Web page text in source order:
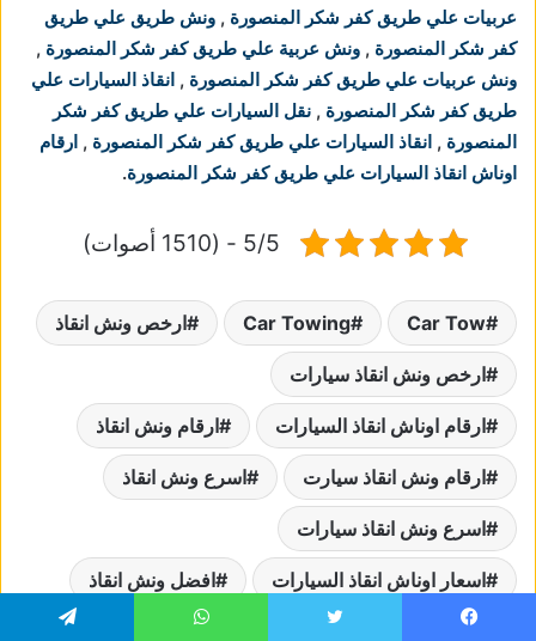
عربيات علي طريق كفر شكر المنصورة , ونش طريق علي طريق
كفر شكر المنصورة , ونش عربية علي طريق كفر شكر المنصورة ,
ونش عربيات علي طريق كفر شكر المنصورة , انقاذ السيارات علي
طريق كفر شكر المنصورة , نقل السيارات علي طريق كفر شكر
المنصورة , انقاذ السيارات علي طريق كفر شكر المنصورة , ارقام
اوناش انقاذ السيارات علي طريق كفر شكر المنصورة.
5/5 - (1510 أصوات)
Car Tow
Car Towing ارخص ونش انقاذ
ارخص ونش انقاذ سيارات
ارقام اوناش انقاذ السيارات ارقام ونش انقاذ
ارقام ونش انقاذ سيارت اسرع ونش انقاذ
اسرع ونش انقاذ سيارات
اسعار اوناش انقاذ السيارات افضل ونش انقاذ
افضل ونش انقاذ سيارات اقرب ونش انقاذ